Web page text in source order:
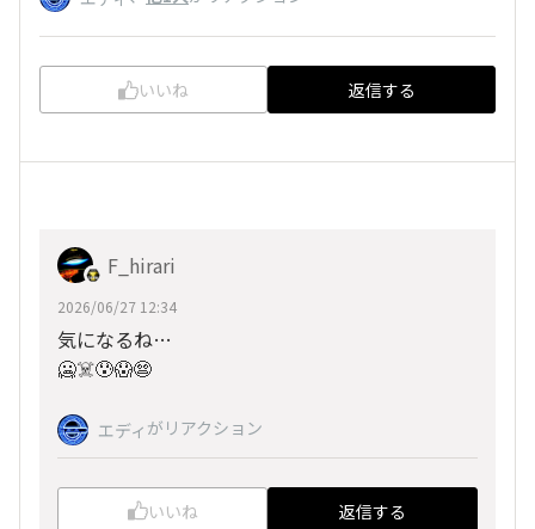
いいね 返信する
F_hirari
2026/06/27 12:34
気になるね…
🥶☠️😰😱😨
エディ がリアクション
いいね 返信する